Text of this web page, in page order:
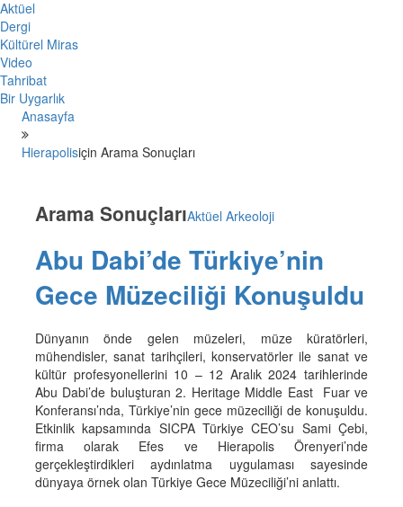
Aktüel
Dergi
Kültürel Miras
Video
Tahribat
Bir Uygarlık
Anasayfa
Hierapolisiçin Arama Sonuçları
Arama SonuçlarıAktüel Arkeoloji
Abu Dabi’de Türkiye’nin
Gece Müzeciliği Konuşuldu
Dünyanın önde gelen müzeleri, müze küratörleri,
mühendisler, sanat tarihçileri, konservatörler ile sanat ve
kültür profesyonellerini 10 – 12 Aralık 2024 tarihlerinde
Abu Dabi’de buluşturan 2. Heritage Middle East Fuar ve
Konferansı’nda, Türkiye’nin gece müzeciliği de konuşuldu.
Etkinlik kapsamında SICPA Türkiye CEO’su Sami Çebi,
firma olarak Efes ve Hierapolis Örenyeri’nde
gerçekleştirdikleri aydınlatma uygulaması sayesinde
dünyaya örnek olan Türkiye Gece Müzeciliği’ni anlattı.